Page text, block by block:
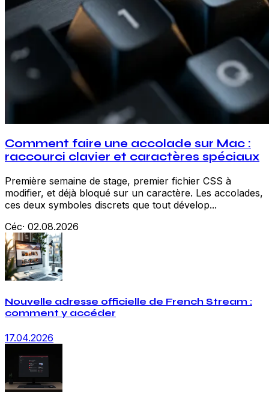
Comment faire une accolade sur Mac :
raccourci clavier et caractères spéciaux
Première semaine de stage, premier fichier CSS à
modifier, et déjà bloqué sur un caractère. Les accolades,
ces deux symboles discrets que tout dévelop...
Céc· 02.08.2026
Nouvelle adresse officielle de French Stream :
comment y accéder
17.04.2026